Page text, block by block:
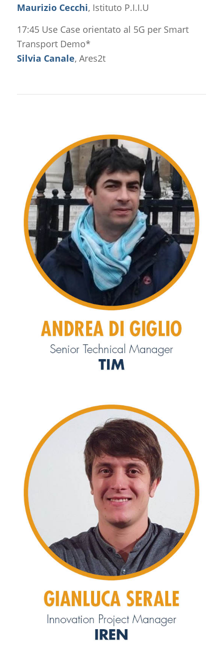
Maurizio Cecchi, Istituto P.I.I.U
17:45 Use Case orientato al 5G per Smart
Transport Demo*
Silvia Canale, Ares2t